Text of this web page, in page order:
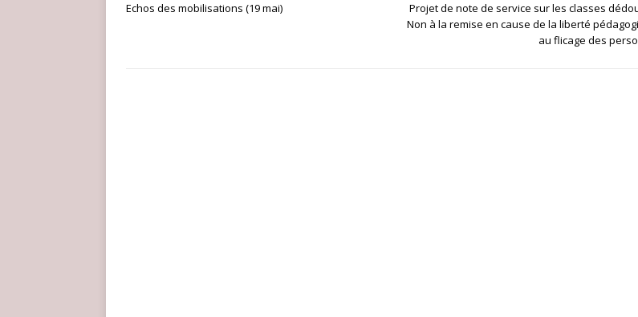
Echos des mobilisations (19 mai)
Projet de note de service sur les classes
Non à la remise en cause de la liberté
au flicage des